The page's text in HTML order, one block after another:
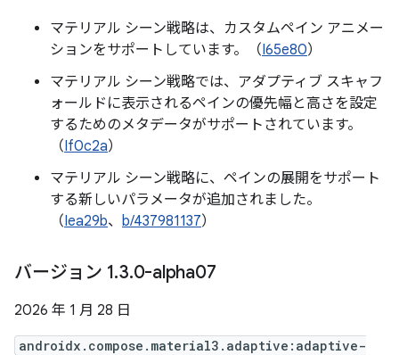
マテリアル シーン戦略は、カスタムペイン アニメー
ションをサポートしています。（I65e80）
マテリアル シーン戦略では、アダプティブ スキャフ
ォールドに表示されるペインの優先幅と高さを設定
するためのメタデータがサポートされています。
（If0c2a）
マテリアル シーン戦略に、ペインの展開をサポート
する新しいパラメータが追加されました。
（Iea29b、 b/437981137）
バージョン 1.3.0-alpha07
2026 年 1 月 28 日
androidx.compose.material3.adaptive:adaptive-